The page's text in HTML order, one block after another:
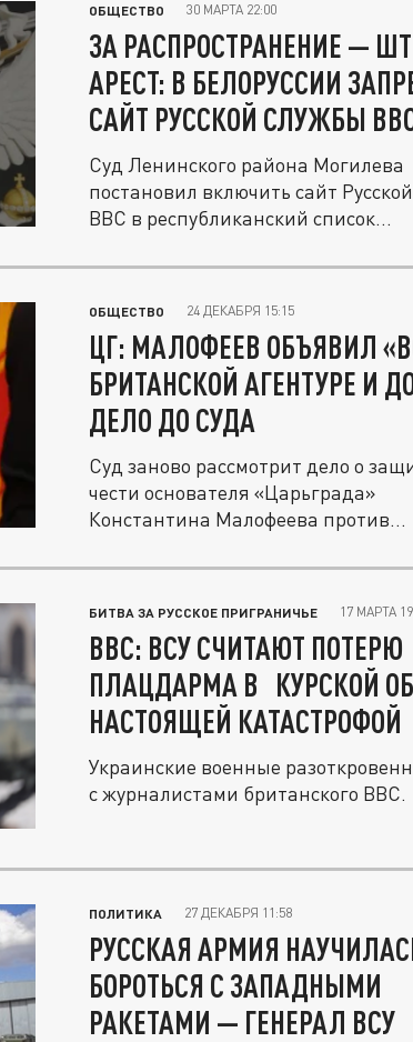
ОБЩЕСТВО 30 МАРТА 22:00
ЗА РАСПРОСТРАНЕНИЕ —
АРЕСТ: В БЕЛОРУССИИ
САЙТ РУССКОЙ СЛУЖБЫ
Суд Ленинского района Могилева
постановил включить сайт
BBC в республиканский список...
ОБЩЕСТВО 24 ДЕКАБРЯ 15:15
ЦГ: МАЛОФЕЕВ ОБЪЯВИЛ
БРИТАНСКОЙ АГЕНТУРЕ И
ДЕЛО ДО СУДА
Суд заново рассмотрит дело о
чести основателя «Царьграда»
Константина Малофеева против
БИТВА ЗА РУССКОЕ ПРИГРАНИЧЬЕ 17 МАРТА
BBC: ВСУ СЧИТАЮТ ПОТЕРЮ
ПЛАЦДАРМА В КУРСКОЙ
НАСТОЯЩЕЙ КАТАСТРОФОЙ
Украинские военные
с журналистами британского BBC.
ПОЛИТИКА 27 ДЕКАБРЯ 11:58
РУССКАЯ АРМИЯ
БОРОТЬСЯ С ЗАПАДНЫМИ
РАКЕТАМИ — ГЕНЕРАЛ ВСУ